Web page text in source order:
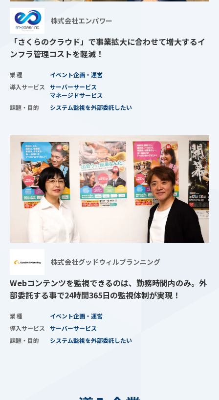
株式会社エンパワー
「さくらのクラウド」で事業拡大に合わせて増大するイ
ンフラ管理コストを軽減！
業種
イベント企画・運営
導入サービス
サーバーサービス
マネージドサービス
課題・目的
システム監視を外部委託したい
株式会社グッドウィルプランニング
Webコンテンツを監視できるのは、勤務時間内のみ。外
部委託する事で24時間365日の監視体制が実現！
業種
イベント企画・運営
導入サービス
サーバーサービス
課題・目的
システム監視を外部委託したい